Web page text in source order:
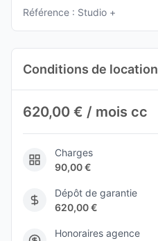
Référence : Studio +
Conditions de location
620,00 € / mois cc
Charges
90,00 €
Dépôt de garantie
620,00 €
Honoraires agence